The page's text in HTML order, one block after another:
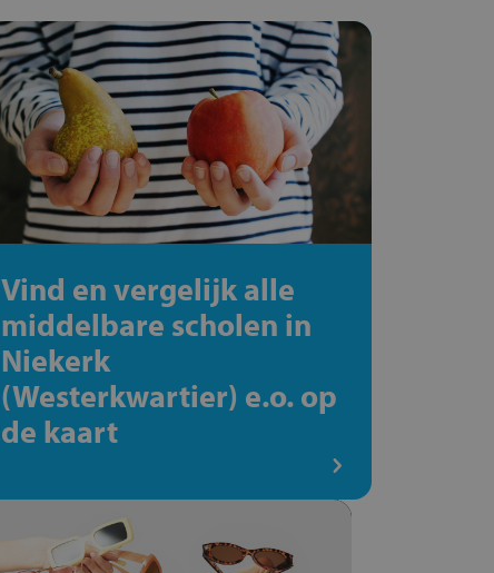
Vind en vergelijk alle
middelbare scholen in
Niekerk
(Westerkwartier) e.o. op
de kaart